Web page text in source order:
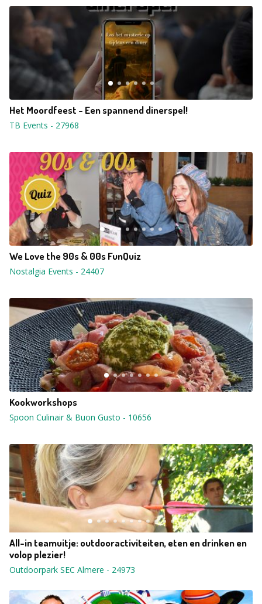
Het Moordfeest - Een spannend dinerspel!
TB Events - 27968
We Love the 90s & 00s FunQuiz
Nostalgia Events - 24407
Kookworkshops
Spoon Culinair & Buon Gusto - 10656
All-in teamuitje: outdooractiviteiten, eten en drinken en
volop plezier!
Outdoorpark SEC Almere - 24973